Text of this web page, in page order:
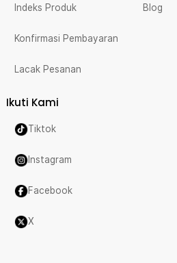
Indeks Produk
Konfirmasi Pembayaran
Lacak Pesanan
Blog
Ikuti Kami
Tiktok
Instagram
Facebook
X